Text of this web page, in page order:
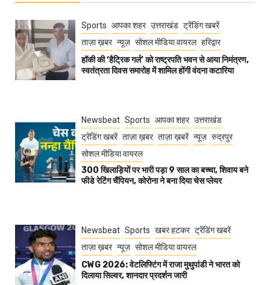
Sports आपका शहर उत्तराखंड ट्रेंडिंग खबरें
ताज़ा ख़बर न्यूज़ सोशल मीडिया वायरल हरिद्वार
हॉकी की ‘हैट्रिक गर्ल’ को राष्ट्रपति भवन से आया निमंत्रण,
स्वतंत्रता दिवस समारोह में शामिल होंगी वंदना कटारिया
Newsbeat Sports आपका शहर उत्तराखंड
ट्रेंडिंग खबरें ताज़ा ख़बर ताज़ा ख़बरें न्यूज़ रुद्रपुर
सोशल मीडिया वायरल
300 खिलाड़ियों पर भारी पड़ा 9 साल का बच्चा, शिवाय बने
फीडे रेटिंग चैंपियन, कोरोना ने बना दिया चेस प्लेयर
Newsbeat Sports खबर हटकर ट्रेंडिंग खबरें
ताज़ा ख़बर न्यूज़ सोशल मीडिया वायरल
CWG 2026: वेटलिफ्टिंग में राजा मुथुपांडी ने भारत को
दिलाया सिल्वर, शानदार प्रदर्शन जारी